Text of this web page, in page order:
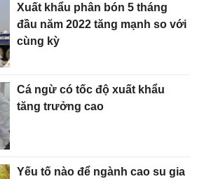
Xuất khẩu phân bón 5 tháng
đầu năm 2022 tăng mạnh so với
cùng kỳ
Cá ngừ có tốc độ xuất khẩu
tăng trưởng cao
Yếu tố nào để ngành cao su gia